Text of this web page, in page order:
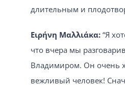
длительным и
Ειρήνη Μαλλιάκα:“Я
что вчера мы
Владимиром. Он очень
вежливый человек!